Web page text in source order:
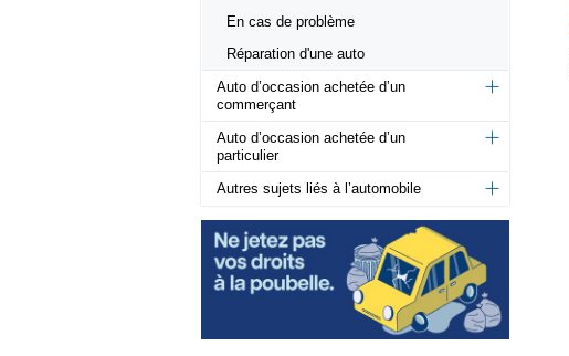
En cas de problème
Réparation d'une auto
Auto d’occasion achetée d’un
commerçant
Auto d’occasion achetée d’un
particulier
Autres sujets liés à l’automobile